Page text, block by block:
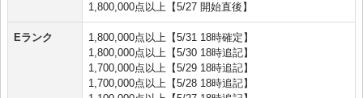
1,800,000点以上【5/27 開始直後】
Eランク
1,800,000点以上【5/31 18時確定】
1,800,000点以上【5/30 18時追記】
1,700,000点以上【5/29 18時追記】
1,700,000点以上【5/28 18時追記】